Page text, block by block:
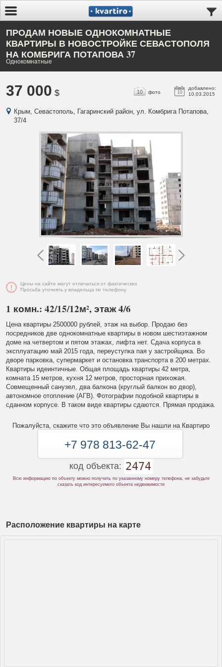
ПРОДАМ НОВЫЕ ОДНОКОМНАТНЫЕ
КВАРТИРЫ В НОВОСТРОЙКЕ СЕВАСТОПОЛЯ
НА КОМБРИГА ПОТАПОВА 37
Однокомнатные
37 000 $ 10
добавлено:
10.03.2015
10 фото
Крым, Севастополь, Гагаринский район, ул. Комбрига Потапова,
37/4
Цены на сайте могут отличаться от фактических
Просьба уточнять у владельца по телефону
1 комн.: 42/15/12м², этаж 4/6
Цена квартиры 2500000 рублей, этаж на выбор. Продаю без
посредников две однокомнатные квартиры в новом шестиэтажном
доме на четвертом и пятом этажах, лифта нет. Сдача корпуса в
эксплуатацию май 2015 года, переуступка пая у застройщика. Во
дворе парковка, супермаркет и остановка транспорта в 200 метрах.
Квартиры идеинтичные. Общая площадь квартиры 42 метра,
комната 15 метров, кухня 12 метров, просторная прихожая.
Совмещенный санузел, два балкона (круглый балкон во двор),
автономное отопление (АГВ). Фотографии подобной квартиры в
сданном корпусе. В таком виде квартиры сдаются. Прямая продажа.
Пожалуйста, скажите что это объявление Вы нашли на Квартиро
+7 978 813-62-47
код объекта: 2474
Всю информацию по объекту можно получить по указанному номеру телефона, не забудьте
сказать код интересуемого объекта недвижимости
Расположение квартиры на карте